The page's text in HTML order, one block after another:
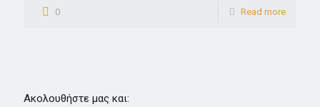
0 Read more
Ακολουθήστε μας και: